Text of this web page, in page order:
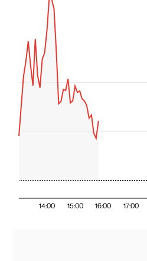
14:00 15:00 16:00 17:00